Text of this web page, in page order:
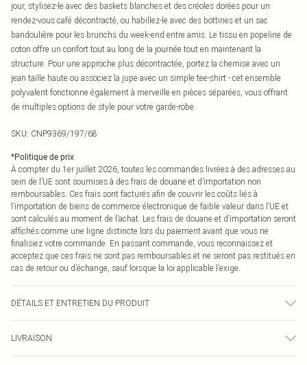
jour, stylisez-le avec des baskets blanches et des créoles dorées pour un
rendez-vous café décontracté, ou habillez-le avec des bottines et un sac
bandoulière pour les brunchs du week-end entre amis. Le tissu en popeline de
coton offre un confort tout au long de la journée tout en maintenant la
structure. Pour une approche plus décontractée, portez la chemise avec un
jean taille haute ou associez la jupe avec un simple tee-shirt - cet ensemble
polyvalent fonctionne également à merveille en pièces séparées, vous offrant
de multiples options de style pour votre garde-robe.
SKU: CNP9369/197/68
*Politique de prix
À compter du 1er juillet 2026, toutes les commandes livrées à des adresses au
sein de l’UE sont soumises à des frais de douane et d’importation non
remboursables. Ces frais sont facturés afin de couvrir les coûts liés à
l’importation de biens de commerce électronique de faible valeur dans l’UE et
sont calculés au moment de l’achat. Les frais de douane et d’importation seront
affichés comme une ligne distincte lors du paiement avant que vous ne
finalisiez votre commande. En passant commande, vous reconnaissez et
acceptez que ces frais ne sont pas remboursables et ne seront pas restitués en
cas de retour ou d’échange, sauf lorsque la loi applicable l’exige.
DÉTAILS ET ENTRETIEN DU PRODUIT
déteindre.
LIVRAISON